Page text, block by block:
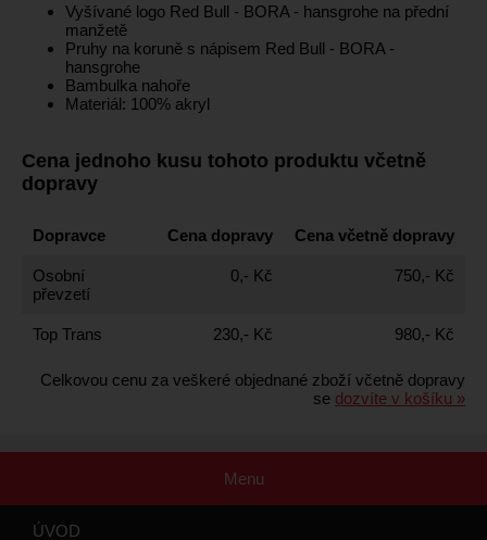
Vyšívané logo Red Bull - BORA - hansgrohe na přední
manžetě
Pruhy na koruně s nápisem Red Bull - BORA -
hansgrohe
Bambulka nahoře
Materiál: 100% akryl
Cena jednoho kusu tohoto produktu včetně
dopravy
Dopravce Cena dopravy Cena včetně dopravy
Osobní
převzetí
0,- Kč 750,- Kč
Top Trans 230,- Kč 980,- Kč
Celkovou cenu za veškeré objednané zboží včetně dopravy
se dozvíte v košíku »
Menu
ÚVOD